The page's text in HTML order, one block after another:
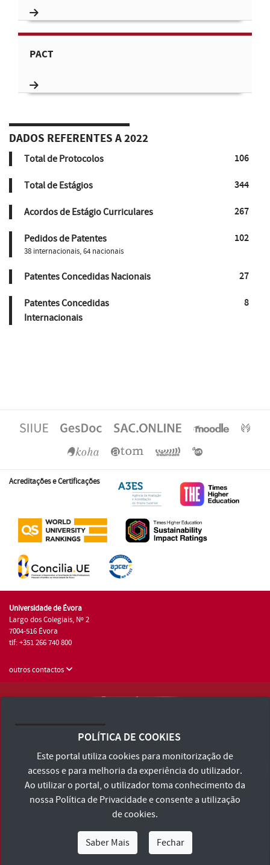
PACT
DADOS REFERENTES A 2022
Total de Protocolos 106
Total de Estágios 344
Acordos de Estágio Curriculares 267
Pedidos de Patentes 102
38 internacionais, 64 nacionais
Patentes Concedidas Nacionais 27
Patentes Concedidas
Internacionais
8
Acreditações e Certificações
Universidade de Évora
Largo dos Colegiais, Nº 2
7004-516 Évora
tlf: +351 266 740 800
outros contactos
Consulte os Termos e Condições e Política de Privacidade
Declaração de Acessibilidade
POLÍTICA DE COOKIES
Este portal utiliza cookies para monitorização de
acessos e para melhoria da experiência do utilizador.
Ao utilizar o portal, o utilizador toma conhecimento da
nossa Política de Privacidadee consente a utilização
de cookies.
Saber Mais Fechar